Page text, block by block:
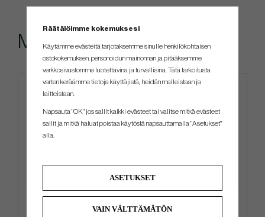
Muut ostivat myös
Titleist Practice Ball bag -
Black/White
TaylorMade Storm Dry -26 -
Räätälöimme kokemuksesi
Käytämme evästeitä tarjotaksemme sinulle henkilökohtaisen
ostokokemuksen, personoidun mainonnan ja pitääksemme
verkkosivustomme luotettavina ja turvallisina. Tätä tarkoitusta
varten keräämme tietoja käyttäjistä, heidän malleistaan ​​ja
laitteistaan.
Napsauta "OK" jos sallit kaikki evästeet tai valitse mitkä evästeet
sallit ja mitkä haluat poistaa käytöstä napsauttamalla "Asetukset"
alla.
ASETUKSET
VAIN VÄLTTÄMÄTÖN